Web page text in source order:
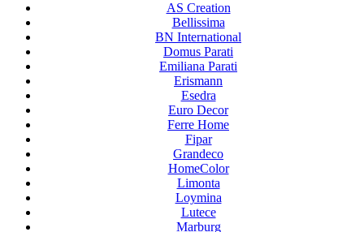
AS Creation
Bellissima
BN International
Domus Parati
Emiliana Parati
Erismann
Esedra
Euro Decor
Ferre Home
Fipar
Grandeco
HomeColor
Limonta
Loymina
Lutece
Marburg